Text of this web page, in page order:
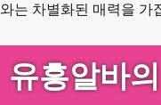
와는 차별화된 매력을 가
유흥알바